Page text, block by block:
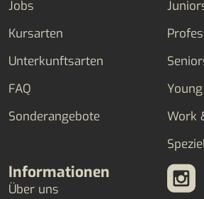
Jobs
Kursarten
Unterkunftsarten
FAQ
Sonderangebote
Work
Informationen
Über uns